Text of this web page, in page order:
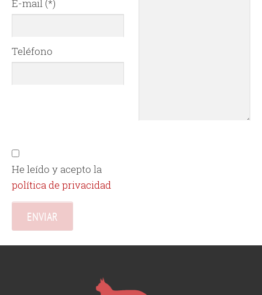
E-mail (*)
Teléfono
He leído y acepto la
política de privacidad